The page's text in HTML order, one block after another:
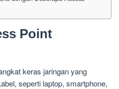
Point
keras jaringan yang
seperti laptop, smartphone,